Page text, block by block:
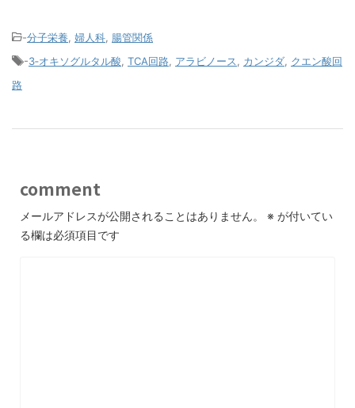
-分子栄養 婦人科 腸管関係
-3‐オキソグルタル酸 TCA回路 アラビノース カンジダ クエン酸回
路
comment
メールアドレスが公開されることはありません。 ※ が付いてい
る欄は必須項目です